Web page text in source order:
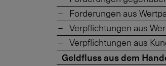
Forderungen aus
Verpflichtungen aus
Verpflichtungen aus
Geldfluss aus dem